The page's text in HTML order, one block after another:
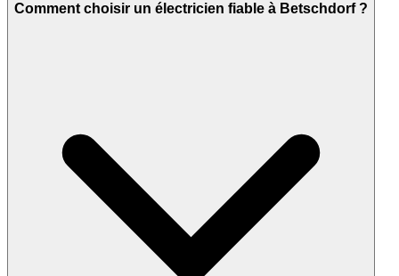
Comment choisir un électricien fiable à Betschdorf ?